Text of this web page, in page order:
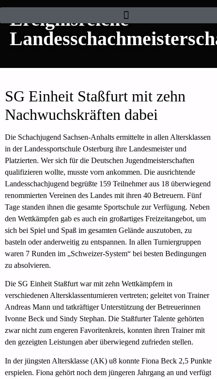
Ereignisreiche
SG Einheit Staßfurt mit zehn
Nachwuchskräften dabei
Die Schachjugend Sachsen-Anhalts ermittelte in allen Altersklassen
in der Landessportschule Osterburg ihre Landesmeister und
Platzierten. Wer sich für die Deutschen Jugendmeisterschaften
qualifizieren wollte, musste vorn ankommen. Die ausrichtende
Landesschachjugend begrüßte 159 Teilnehmer aus 18 überwiegend
renommierten Vereinen des Landes mit ihren 40 Betreuern. Fünf
Tage standen ihnen die gesamte Sportschule zur Verfügung. Neben
den Wettkämpfen gab es auch ein großartiges Freizeitangebot, um
sich bei Spiel und Spaß im gesamten Gelände auszutoben, zu
basteln oder anderweitig zu entspannen. In allen Turniergruppen
waren 7 Runden im „Schweizer-System“ bei besten Bedingungen
zu absolvieren.
Die SG Einheit Staßfurt war mit zehn Wettkämpfern in
verschiedenen Altersklassenturnieren vertreten; geleitet von Trainer
Andreas Mann und tatkräftiger Unterstützung der Betreuerinnen
Ivonne Beck und Sindy Stephan. Die Staßfurter Talente gehörten
zwar nicht zum engeren Favoritenkreis, konnten ihren Trainer mit
den gezeigten Leistungen aber überwiegend zufrieden stellen.
In der jüngsten Altersklasse (AK) u8 konnte Fiona Beck 2,5 Punkte
erspielen. Fiona gehört noch dem jüngeren Jahrgang an und verfügt